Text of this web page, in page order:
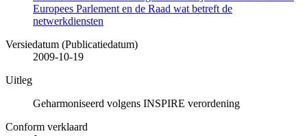
Europees Parlement en de Raad wat betreft de
netwerkdiensten
Versiedatum (Publicatiedatum)
2009-10-19
Uitleg
Geharmoniseerd volgens INSPIRE verordening
Conform verklaard